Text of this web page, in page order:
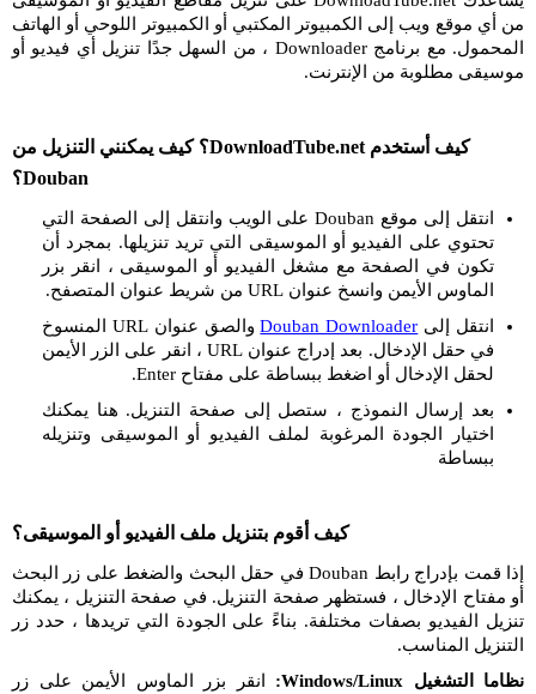
من أي موقع ويب إلى الكمبيوتر المكتبي أو الكمبيوتر اللوحي أو الهاتف
المحمول. مع برنامج Downloader ، من السهل جدًا تنزيل أي فيديو أو
موسيقى مطلوبة من الإنترنت.
كيف أستخدم DownloadTube.net؟ كيف يمكنني التنزيل من
Douban؟
انتقل إلى موقع Douban على الويب وانتقل إلى الصفحة التي
تحتوي على الفيديو أو الموسيقى التي تريد تنزيلها. بمجرد أن
تكون في الصفحة مع مشغل الفيديو أو الموسيقى ، انقر بزر
الماوس الأيمن وانسخ عنوان URL من شريط عنوان المتصفح.
انتقل إلى Douban Downloader
والصق عنوان URL المنسوخ
في حقل الإدخال. بعد إدراج عنوان URL ، انقر على الزر الأيمن
لحقل الإدخال أو اضغط ببساطة على مفتاح Enter.
بعد إرسال النموذج ، ستصل إلى صفحة التنزيل. هنا يمكنك
اختيار الجودة المرغوبة لملف الفيديو أو الموسيقى وتنزيله
ببساطة
كيف أقوم بتنزيل ملف الفيديو أو الموسيقى؟
إذا قمت بإدراج رابط Douban في حقل البحث والضغط على زر البحث
أو مفتاح الإدخال ، فستظهر صفحة التنزيل. في صفحة التنزيل ، يمكنك
تنزيل الفيديو بصفات مختلفة. بناءً على الجودة التي تريدها ، حدد زر
التنزيل المناسب.
نظاما التشغيل Windows/Linux:
انقر بزر الماوس الأيمن على زر